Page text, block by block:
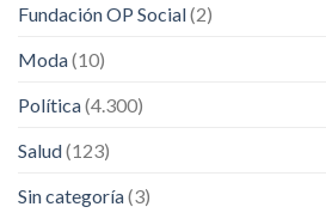
Fundación OP Social(2)
Moda(10)
Política(4.300)
Salud(123)
Sin categoría(3)